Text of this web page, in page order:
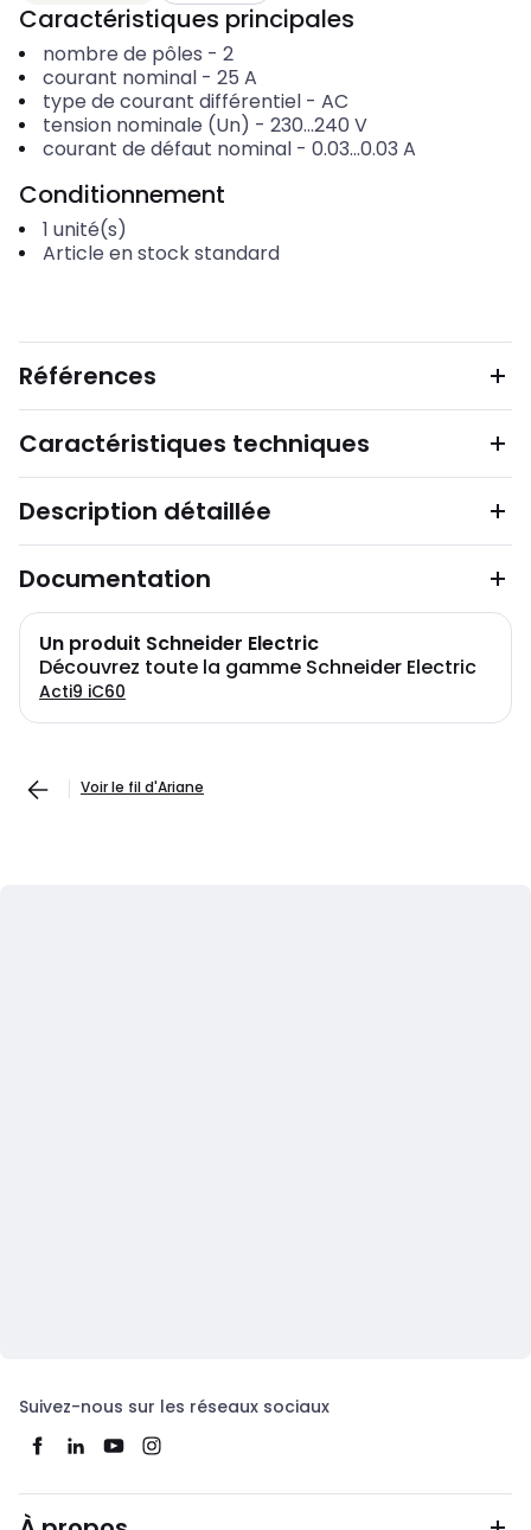
Caractéristiques principales
nombre de pôles - 2
courant nominal- 25 A
type de courant différentiel- AC
tension nominale (Un) - 230...240 V
courant de défaut nominal- 0.03...0.03 A
Conditionnement
1 unité(s)
Article en stock standard
Références
Caractéristiques techniques
Description détaillée
Documentation
Un produit Schneider Electric
Découvrez toute la gamme Schneider Electric
Acti9 iC60
Voir le fil d'Ariane
Suivez-nous sur les réseaux sociaux